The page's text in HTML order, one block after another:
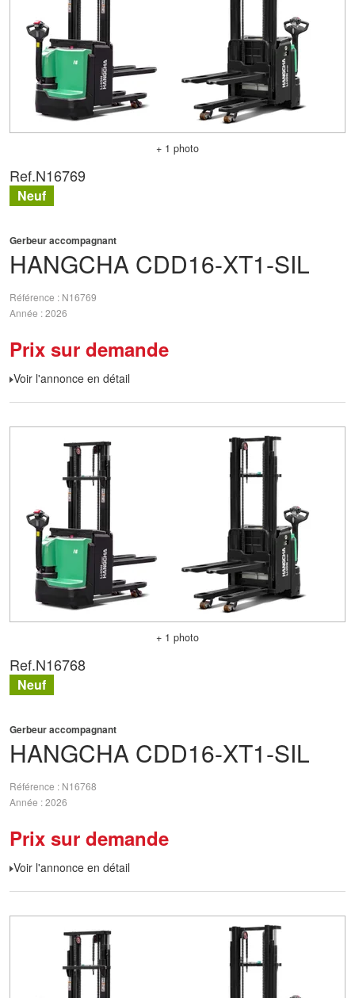
+ 1 photo
HANGCHA CDD16-XT1-SIL
Gerbeur accompagnant
Référence
N16769
Année 2026
Prix sur demande
Voir l'annonce en détail
Ref.N16769
Neuf
+ 1 photo
HANGCHA CDD16-XT1-SIL
Gerbeur accompagnant
Référence
N16768
Année 2026
Prix sur demande
Voir l'annonce en détail
Ref.N16768
Neuf